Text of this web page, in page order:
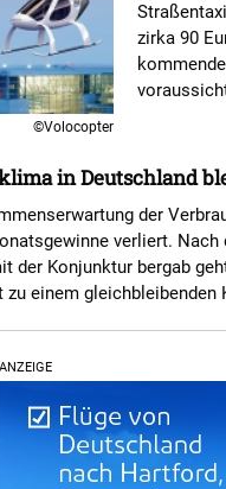
©Volocopter
zirka 90
in Deutschland
der
verliert. Nach
der Konjunktur bergab
zu einem
ANZEIGE